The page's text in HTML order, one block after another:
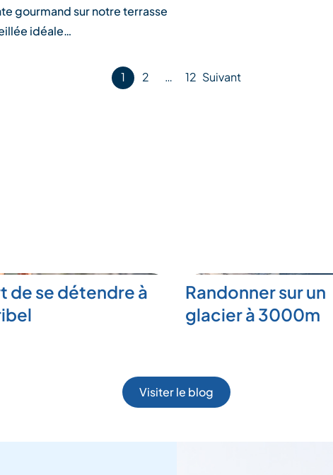
gourmand sur notre terrasse
idéale…
1 2 … 12 Suivant
de se détendre à
Randonner sur un
glacier à 3000m
Visiter le blog